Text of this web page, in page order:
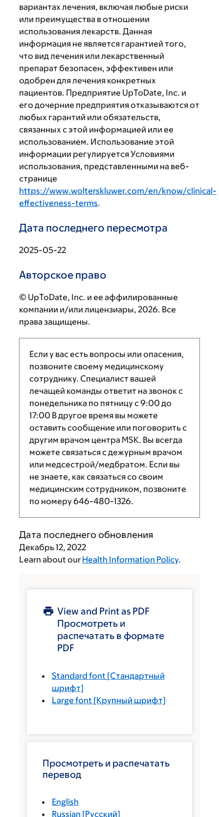
вариантах лечения, включая любые риски
или преимущества в отношении
использования лекарств. Данная
информация не является гарантией того,
что вид лечения или лекарственный
препарат безопасен, эффективен или
одобрен для лечения конкретных
пациентов. Предприятие UpToDate, Inc. и
его дочерние предприятия отказываются от
любых гарантий или обязательств,
связанных с этой информацией или ее
использованием. Использование этой
информации регулируется Условиями
использования, представленными на веб-
странице
https://www.wolterskluwer.com/en/know/clinical-
effectiveness-terms.
Дата последнего пересмотра
2025-05-22
Авторское право
© UpToDate, Inc. и ее аффилированные
компании и/или лицензиары, 2026. Все
права защищены.
Если у вас есть вопросы или опасения,
позвоните своему медицинскому
сотруднику. Специалист вашей
лечащей команды ответит на звонок с
понедельника по пятницу с9:00 до
17:00 В другое время вы можете
оставить сообщение или поговорить с
другим врачом центра MSK. Вы всегда
можете связаться с дежурным врачом
или медсестрой/медбратом. Если вы
не знаете, как связаться со своим
медицинским сотрудником, позвоните
по номеру646-480-1326.
Дата последнего обновления
Декабрь 12, 2022
Learn about our Health Information Policy.
View and Print as PDF
Просмотреть и
распечатать в формате
PDF
Standard font [Стандартный
шрифт]
Large font [Крупный шрифт]
Просмотреть и распечатать
перевод
English
Russian [Русский]